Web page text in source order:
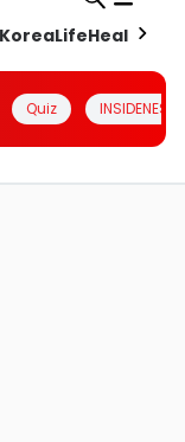
KoreaLifeHealth
Quiz INSIDENESIA